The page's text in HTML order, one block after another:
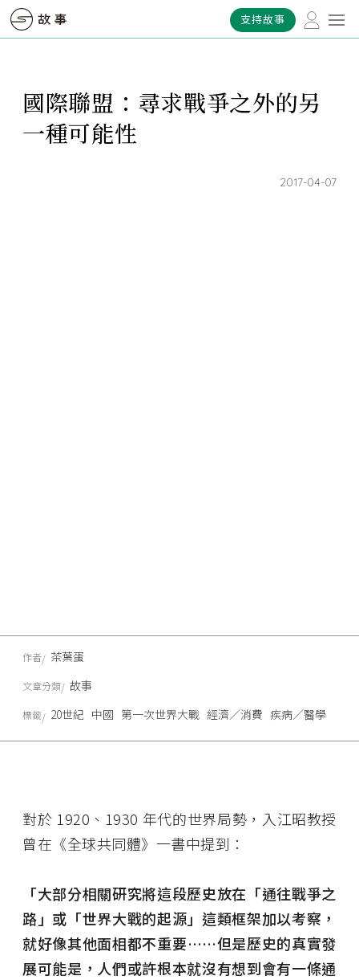
支持故事
國際聯盟：尋求戰爭之外的另
一種可能性
2017-04-07
對於 1920、1930 年代的世界局勢，入江昭教授
曾在《全球共同體》一書中提到：
「大部分相關研究將這段歷史放在「通往戰爭之
路」或「世界大戰的起源」這類框架加以考察，
就好像其他面相都不重要……但是歷史的真實發
展可能是，人們或許根本就沒有想到會有一條通
作者 茶葉蛋
文章分類 故事
標籤 20世紀 中國 第一次世界大戰 經濟／消費 疾病／醫學